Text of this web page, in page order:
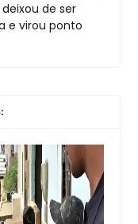
de ser
e virou ponto